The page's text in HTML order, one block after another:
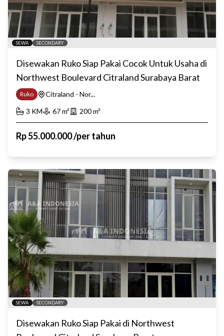
SEWA SECONDARY
Disewakan Ruko Siap Pakai Cocok Untuk Usaha di
Northwest Boulevard Citraland Surabaya Barat
Ruko
Citraland - Nor...
3 KM 67m² 200m²
Rp55.000.000/per tahun
SEWA SECONDARY
Disewakan Ruko Siap Pakai di Northwest